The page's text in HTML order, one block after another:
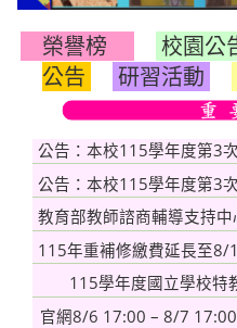
榮譽榜 校園公
公告
研習活動
115學年度國立學校特
官網8/6 17:00 – 8/7